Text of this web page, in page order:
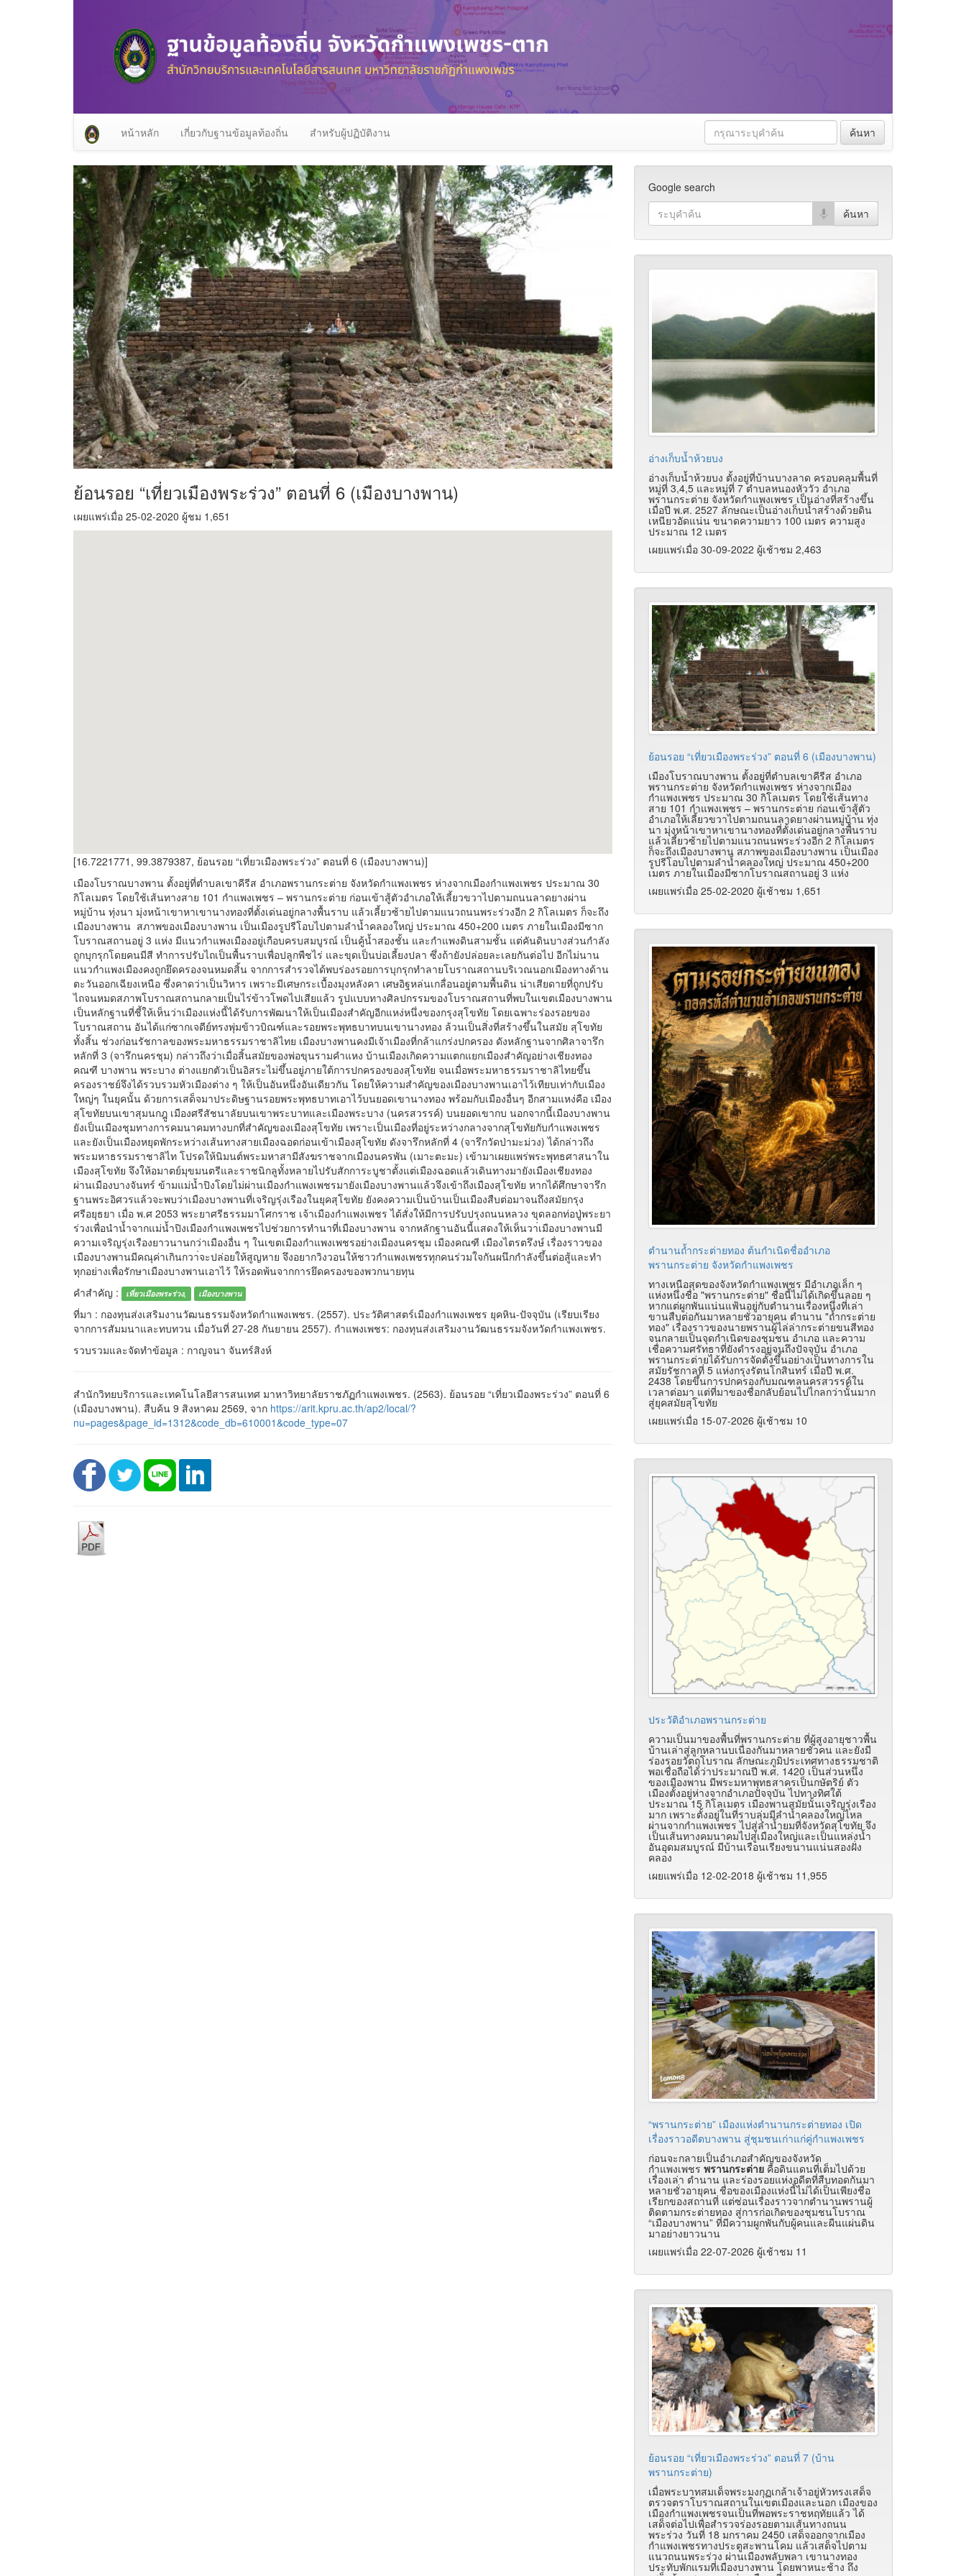
หน้าหลัก เกี่ยวกับฐานข้อมูลท้องถิ่น สำหรับผู้ปฏิบัติงาน ค้นหา
ย้อนรอย “เที่ยวเมืองพระร่วง” ตอนที่ 6 (เมืองบางพาน)
เผยแพร่เมื่อ 25-02-2020 ผู้ชม 1,651
[16.7221771, 99.3879387, ย้อนรอย “เที่ยวเมืองพระร่วง” ตอนที่ 6 (เมืองบางพาน)]
เมืองโบราณบางพาน ตั้งอยู่ที่ตำบลเขาคีรีส อำเภอพรานกระต่าย จังหวัดกำแพงเพชร ห่างจากเมืองกำแพงเพชร ประมาณ 30
กิโลเมตร โดยใช้เส้นทางสาย 101 กำแพงเพชร – พรานกระต่าย ก่อนเข้าสู้ตัวอำเภอให้เลี้ยวขวาไปตามถนนลาดยางผ่าน
หมู่บ้าน ทุ่งนา มุ่งหน้าเขาหาเขานางทองที่ตั้งเด่นอยู่กลางพื้นราบ แล้วเลี้ยวซ้ายไปตามแนวถนนพระร่วงอีก 2 กิโลเมตร ก็จะถึง
เมืองบางพาน สภาพของเมืองบางพาน เป็นเมืองรูปรีโอบไปตามลำน้ำคลองใหญ่ ประมาณ 450+200 เมตร ภายในเมืองมีซาก
โบราณสถานอยู่ 3 แห่ง มีแนวกำแพงเมืองอยู่เกือบครบสมบูรณ์ เป็นคู้น้ำสองชั้น และกำแพงดินสามชั้น แต่คันดินบางส่วนกำลัง
ถูกบุกรุกโดยคนมีสี ทำการปรับไถเป็นพื้นราบเพื่อปลูกพืชไร่ และขุดเป็นบ่อเลี้ยงปลา ซึ่งถ้ายังปล่อยละเลยกันต่อไป อีกไม่นาน
แนวกำแพงเมืองคงถูกยึดครองจนหมดสิ้น จากการสำรวจได้พบร่องรอยการบุกรุกทำลายโบราณสถานบริเวณนอกเมืองทางด้าน
ตะวันออกเฉียงเหนือ ซึ่งคาดว่าเป็นวิหาร เพราะมีเศษกระเบื้องมุงหลังคา เศษอิฐหล่นเกลื่อนอยู่ตามพื้นดิน น่าเสียดายที่ถูกปรับ
ไถจนหมดสภาพโบราณสถานกลายเป็นไร่ข้าวโพดไปเสียแล้ว รูปแบบทางศิลปกรรมของโบราณสถานที่พบในเขตเมืองบางพาน
เป็นหลักฐานที่ชี้ให้เห็นว่าเมืองแห่งนี้ได้รับการพัฒนาให้เป็นเมืองสำคัญอีกแหง่หนึ่งของกรุงสุโขทัย โดยเฉพาะร่องรอยของ
โบราณสถาน อันได้แก่ซากเจดีย์ทรงพุ่มข้าวบิณฑ์และรอยพระพุทธบาทบนเขานางทอง ล้วนเป็นสิ่งที่สร้างขึ้นในสมัย สุโขทัย
ทั้งสิ้น ช่วงก่อนรัชกาลของพระมหาธรรมราชาลิไทย เมืองบางพานคงมีเจ้าเมืองที่กล้าแกร่งปกครอง ดังหลักฐานจากศิลาจารึก
หลักที่ 3 (จารึกนครชุม) กล่าวถึงว่าเมื่อสิ้นสมัยของพ่อขุนรามคำแหง บ้านเมืองเกิดความแตกแยกเมืองสำคัญอย่างเชียงทอง
คณฑี บางพาน พระบาง ต่างแยกตัวเป็นอิสระไม่ขึ้นอยู่ภายใต้การปกครองของสุโขทัย จนเมื่อพระมหาธรรมราชาลิไทยขึ้น
ครองราชย์จึงได้รวบรวมหัวเมืองต่าง ๆ ให้เป็นอันหนึ่งอันเดียวกัน โดยให้ความสำคัญของเมืองบางพานเอาไว้เทียบเท่ากับเมือง
ใหญ่ๆ ในยุคนั้น ด้วยการเสด็จมาประดิษฐานรอยพระพุทธบาทเอาไว้บนยอดเขานางทอง พร้อมกับเมืองอื่นๆ อีกสามแหง่คือ เมือง
สุโขทัยบนเขาสุมนกฎู เมืองศรีสัชนาลัยบนเขาพระบาทและเมืองพระบาง (นครสวรรค์) บนยอดเขากบ นอกจากนี้เมืองบางพาน
ยังเป็นเมืองชุมทางการคมนาคมทางบกที่สำคัญของเมืองสุโขทัย เพราะเป็นเมืองที่อยู่ระหว่างกลางจากสุโขทัยกับกำแพงเพชร
และยังเป็นเมืองหยุดพักระหว่างเส้นทางสายเมืองฉอดก่อนเข้าเมืองสุโขทัย ดังจารึกหลักที่ 4 (จารึกวัดป่ามะม่วง) ได้กล่าวถึง
พระมหาธรรมราชาลิไท โปรดให้นิมนต์พระมหาสามีสังฆราชจากเมืองนครพัน (เมาะตะมะ) เข้ามาเผยแพร่พระพุทธศาสนาใน
เมืองสุโขทัย จึงให้อมาตย์มุขมนตรีและราชนิกลูทั้งหลายไปรับสักการะบูชาตั้งแต่เมืองฉอดแล้วเดินทางมายังเมืองเชียงทอง
ผ่านเมืองบางจันทร์ ข้ามแม่น้ำปิงโดยไม่ผ่านเมืองกำแพงเพชรมายังเมืองบางพานแล้วจึงเข้าถึงเมืองสุโขทัย หากได้ศึกษาจารึก
ฐานพระอิศวรแล้วจะพบว่าเมืองบางพานที่เจริญรุ่งเรืองในยุคสุโขทัย ยังคงความเป็นบ้านเป็นเมืองสืบต่อมาจนถึงสมัยกรุง
ศรีอยุธยา เมื่อ พ.ศ 2053 พระยาศรีธรรมมาโศกราช เจ้าเมืองกำแพงเพชร ได้สั่งให้มีการปรับปรุงถนนหลวง ขุดลอกท่อปู่พระยา
ร่วงเพื่อนำน้ำจากแม่น้ำปิงเมืองกำแพงเพชรไปช่วยการทำนาที่เมืองบางพาน จากหลักฐานอันนี้แสดงให้เห็นวา่เมืองบางพานมี
ความเจริญรุ่งเรืองยาวนานกว่าเมืองอื่น ๆ ในเขตเมืองกำแพงเพชรอย่างเมืองนครชุม เมืองคณฑี เมืองไตรตรึงษ์ เรื่องราวของ
เมืองบางพานมีคณุค่าเกินกวา่จะปล่อยให้สูญหาย จึงอยากวิงวอนให้ชาวกำแพงเพชรทุกคนร่วมใจกันผนึกกำลังขึ้นต่อสู้และทำ
ทุกอย่างเพื่อรักษาเมืองบางพานเอาไว้ ให้รอดพ้นจากการยึดครองของพวกนายทุน
คำสำคัญ :
เที่ยวเมืองพระร่วง, เมืองบางพาน
ที่มา : กองทุนส่งเสริมงานวัฒนธรรมจังหวัดกำแพงเพชร. (2557). ประวัติศาสตร์เมืองกำแพงเพชร ยุคหิน-ปัจจุบัน (เรียบเรียง
จากการสัมมนาและทบทวน เมื่อวันที่ 27-28 กันยายน 2557). กำแพงเพชร: กองทุนส่งเสริมงานวัฒนธรรมจังหวัดกำแพงเพชร.
รวบรวมและจัดทำข้อมูล : กาญจนา จันทร์สิงห์
สำนักวิทยบริการและเทคโนโลยีสารสนเทศ มาหาวิทยาลัยราชภัฏกำแพงเพชร. (2563). ย้อนรอย “เที่ยวเมืองพระร่วง” ตอนที่ 6
(เมืองบางพาน). สืบค้น 9 สิงหาคม 2569, จาก https://arit.kpru.ac.th/ap2/local/?
nu=pages&page_id=1312&code_db=610001&code_type=07
Google search
อ่างเก็บน้ำห้วยบง
อ่างเก็บน้ำห้วยบง ตั้งอยู่ที่บ้านบางลาด ครอบคลุมพื้นที่
หมู่ที่ 3,4,5 และหมู่ที่ 7 ตำบลหนองหัววัว อำเภอ
พรานกระต่าย จังหวัดกำแพงเพชร เป็นอ่างที่สร้างขึ้น
เมื่อปี พ.ศ. 2527 ลักษณะเป็นอ่างเก็บน้ำสร้างด้วยดิน
เหนียวอัดแน่น ขนาดความยาว 100 เมตร ความสูง
ประมาณ 12 เมตร
เผยแพร่เมื่อ 30-09-2022 ผู้เช้าชม 2,463
ย้อนรอย “เที่ยวเมืองพระร่วง” ตอนที่ 6 (เมืองบางพาน)
เมืองโบราณบางพาน ตั้งอยู่ที่ตำบลเขาคีรีส อำเภอ
พรานกระต่าย จังหวัดกำแพงเพชร ห่างจากเมือง
กำแพงเพชร ประมาณ 30 กิโลเมตร โดยใช้เส้นทาง
สาย 101 กำแพงเพชร – พรานกระต่าย ก่อนเข้าสู้ตัว
อำเภอให้เลี้ยวขวาไปตามถนนลาดยางผ่านหมู่บ้าน ทุ่ง
นา มุ่งหน้าเขาหาเขานางทองที่ตั้งเด่นอยู่กลางพื้นราบ
แล้วเลี้ยวซ้ายไปตามแนวถนนพระร่วงอีก 2 กิโลเมตร
ก็จะถึงเมืองบางพาน สภาพของเมืองบางพาน เป็นเมือง
รูปรีโอบไปตามลำน้ำคลองใหญ่ ประมาณ 450+200
เมตร ภายในเมืองมีซากโบราณสถานอยู่ 3 แห่ง
เผยแพร่เมื่อ 25-02-2020 ผู้เช้าชม 1,651
ตำนานถ้ำกระต่ายทอง ต้นกำเนิดชื่ออำเภอ
พรานกระต่าย จังหวัดกำแพงเพชร
ทางเหนือสุดของจังหวัดกำแพงเพชร มีอำเภอเล็ก ๆ
แห่งหนึ่งชื่อ "พรานกระต่าย" ชื่อนี้ไม่ได้เกิดขึ้นลอย ๆ
หากแต่ผูกพันแน่นแฟ้นอยู่กับตำนานเรื่องหนึ่งที่เล่า
ขานสืบต่อกันมาหลายชั่วอายุคน ตำนาน "ถ้ำกระต่าย
ทอง" เรื่องราวของนายพรานผู้ไล่ล่ากระต่ายขนสีทอง
จนกลายเป็นจุดกำเนิดของชุมชน อำเภอ และความ
เชื่อความศรัทธาที่ยังดำรงอยู่จนถึงปัจจุบัน อำเภอ
พรานกระต่ายได้รับการจัดตั้งขึ้นอย่างเป็นทางการใน
สมัยรัชกาลที่ 5 แห่งกรุงรัตนโกสินทร์ เมื่อปี พ.ศ.
2438 โดยขึ้นการปกครองกับมณฑลนครสวรรค์ใน
เวลาต่อมา แต่ที่มาของชื่อกลับย้อนไปไกลกว่านั้นมาก
สู่ยุคสมัยสุโขทัย
เผยแพร่เมื่อ 15-07-2026 ผู้เช้าชม 10
ประวัติอำเภอพรานกระต่าย
ความเป็นมาของพื้นที่พรานกระต่าย ที่ผู้สูงอายุชาวพื้น
บ้านเล่าสู่ลูกหลานบเนื่องกันมาหลายชั่วคน และยังมี
ร่องรอยวัตถุโบราณ ลักษณะภูมิประเทศทางธรรมชาติ
พอเชื่อถือได้ว่าประมาณปี พ.ศ. 1420 เป็นส่วนหนึ่ง
ของเมืองพาน มีพระมหาพุทธสาครเป็นกษัตริย์ ตัว
เมืองตั้งอยู่ห่างจากอำเภอปัจจุบัน ไปทางทิศใต้
ประมาณ 15 กิโลเมตร เมืองพานสมัยนั้นเจริญรุ่งเรือง
มาก เพราะตั้งอยู่ในที่ราบลุ่มมีลำน้ำคลองใหญ่ไหล
ผ่านจากกำแพงเพชร ไปสู่ลำน้ำยมที่จังหวัดสุโขทัย จึง
เป็นเส้นทางคมนาคมไปสู่เมืองใหญ่และเป็นแหล่งน้ำ
อันอุดมสมบูรณ์ มีบ้านเรือนเรียงขนานแน่นสองฝั่ง
คลอง
เผยแพร่เมื่อ 12-02-2018 ผู้เช้าชม 11,955
“พรานกระต่าย” เมืองแห่งตำนานกระต่ายทอง เปิด
เรื่องราวอดีตบางพาน สู่ชุมชนเก่าแก่คู่กำแพงเพชร
ก่อนจะกลายเป็นอำเภอสำคัญของจังหวัด
กำแพงเพชร พรานกระต่าย คือดินแดนที่เต็มไปด้วย
เรื่องเล่า ตำนาน และร่องรอยแห่งอดีตที่สืบทอดกันมา
หลายชั่วอายุคน ชื่อของเมืองแห่งนี้ไม่ได้เป็นเพียงชื่อ
เรียกของสถานที่ แต่ซ่อนเรื่องราวจากตำนานพรานผู้
ติดตามกระต่ายทอง สู่การก่อเกิดของชุมชนโบราณ
“เมืองบางพาน” ที่มีความผูกพันกับผู้คนและผืนแผ่นดิน
มาอย่างยาวนาน
เผยแพร่เมื่อ 22-07-2026 ผู้เช้าชม 11
ย้อนรอย “เที่ยวเมืองพระร่วง” ตอนที่ 7 (บ้าน
พรานกระต่าย)
เมื่อพระบาทสมเด็จพระมงกุฏเกล้าเจ้าอยู่หัวทรงเสด็จ
ตรวจตราโบราณสถานในเขตเมืองและนอก เมืองของ
เมืองกำแพงเพชรจนเป็นที่พอพระราชหฤทัยแล้ว ได้
เสด็จต่อไปเพื่อสำรวจร่องรอยตามเส้นทางถนน
พระร่วง วันที่ 18 มกราคม 2450 เสด็จออกจากเมือง
กำแพงเพชรทางประตูสะพานโคม แล้วเสด็จไปตาม
แนวถนนพระร่วง ผ่านเมืองพลับพลา เขานางทอง
ประทับพักแรมที่เมืองบางพาน โดยพาหนะช้าง ถึง